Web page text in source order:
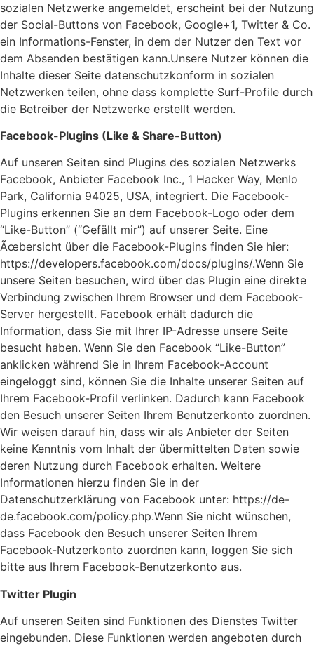
sozialen Netzwerke angemeldet, erscheint bei der Nutzung
der Social-Buttons von Facebook, Google+1, Twitter & Co.
ein Informations-Fenster, in dem der Nutzer den Text vor
dem Absenden bestätigen kann.Unsere Nutzer können die
Inhalte dieser Seite datenschutzkonform in sozialen
Netzwerken teilen, ohne dass komplette Surf-Profile durch
die Betreiber der Netzwerke erstellt werden.
Facebook-Plugins (Like & Share-Button)
Auf unseren Seiten sind Plugins des sozialen Netzwerks
Facebook, Anbieter Facebook Inc., 1 Hacker Way, Menlo
Park, California 94025, USA, integriert. Die Facebook-
Plugins erkennen Sie an dem Facebook-Logo oder dem
“Like-Button” (“Gefällt mir”) auf unserer Seite. Eine
Ãœbersicht über die Facebook-Plugins finden Sie hier:
https://developers.facebook.com/docs/plugins/.Wenn Sie
unsere Seiten besuchen, wird über das Plugin eine direkte
Verbindung zwischen Ihrem Browser und dem Facebook-
Server hergestellt. Facebook erhält dadurch die
Information, dass Sie mit Ihrer IP-Adresse unsere Seite
besucht haben. Wenn Sie den Facebook “Like-Button”
anklicken während Sie in Ihrem Facebook-Account
eingeloggt sind, können Sie die Inhalte unserer Seiten auf
Ihrem Facebook-Profil verlinken. Dadurch kann Facebook
den Besuch unserer Seiten Ihrem Benutzerkonto zuordnen.
Wir weisen darauf hin, dass wir als Anbieter der Seiten
keine Kenntnis vom Inhalt der übermittelten Daten sowie
deren Nutzung durch Facebook erhalten. Weitere
Informationen hierzu finden Sie in der
Datenschutzerklärung von Facebook unter: https://de-
de.facebook.com/policy.php.Wenn Sie nicht wünschen,
dass Facebook den Besuch unserer Seiten Ihrem
Facebook-Nutzerkonto zuordnen kann, loggen Sie sich
bitte aus Ihrem Facebook-Benutzerkonto aus.
Twitter Plugin
Auf unseren Seiten sind Funktionen des Dienstes Twitter
eingebunden. Diese Funktionen werden angeboten durch